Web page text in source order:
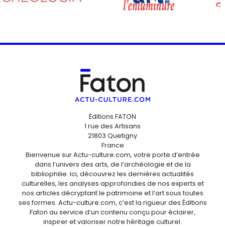
Éditions FATON
1 rue des Artisans
21803 Quetigny
France
Bienvenue sur Actu-culture.com, votre porte d’entrée
dans l’univers des arts, de l’archéologie et de la
bibliophilie. Ici, découvrez les dernières actualités
culturelles, les analyses approfondies de nos experts et
nos articles décryptant le patrimoine et l’art sous toutes
ses formes. Actu-culture.com, c’est la rigueur des Éditions
Faton au service d’un contenu conçu pour éclairer,
inspirer et valoriser notre héritage culturel.